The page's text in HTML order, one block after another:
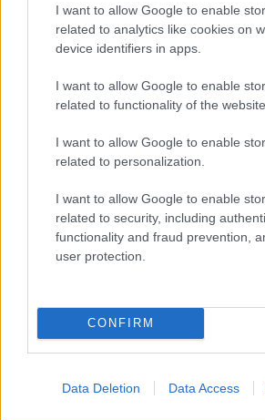
I want to allow Google to enable
related to analytics like cookies on
device identifiers in apps.
I want to allow Google to enable
related to functionality of the
I want to allow Google to enable
related to personalization.
I want to allow Google to enable
related to security, including
functionality and fraud prevention,
user protection.
CONFIRM
Data Deletion Data Access
készül az összecsapásra. A
állítja, mindegy, hogy kivel bokszol, ő
a fejébe. Németh Kristóf 10 kilóval
Rockyként robban majd be, de
mondja, ő aztán nem ijed meg az
Kristóftól.
2024. szeptember 4. 17:42
Így készül a nagy